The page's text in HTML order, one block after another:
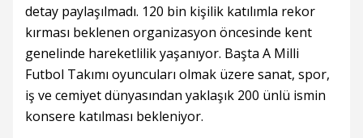
detay paylaşılmadı. 120 bin kişilik katılımla rekor
kırması beklenen organizasyon öncesinde kent
genelinde hareketlilik yaşanıyor. Başta A Milli
Futbol Takımı oyuncuları olmak üzere sanat, spor,
iş ve cemiyet dünyasından yaklaşık 200 ünlü ismin
konsere katılması bekleniyor.